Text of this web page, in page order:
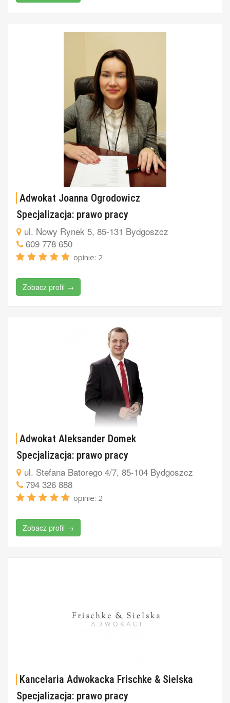
Adwokat Joanna Ogrodowicz
Specjalizacja: prawo pracy
ul. Nowy Rynek 5, 85-131 Bydgoszcz
609 778 650
opinie: 2
Zobacz profil →
Adwokat Aleksander Domek
Specjalizacja: prawo pracy
ul. Stefana Batorego 4/7, 85-104 Bydgoszcz
794 326 888
opinie: 2
Zobacz profil →
Kancelaria Adwokacka Frischke & Sielska
Specjalizacja: prawo pracy